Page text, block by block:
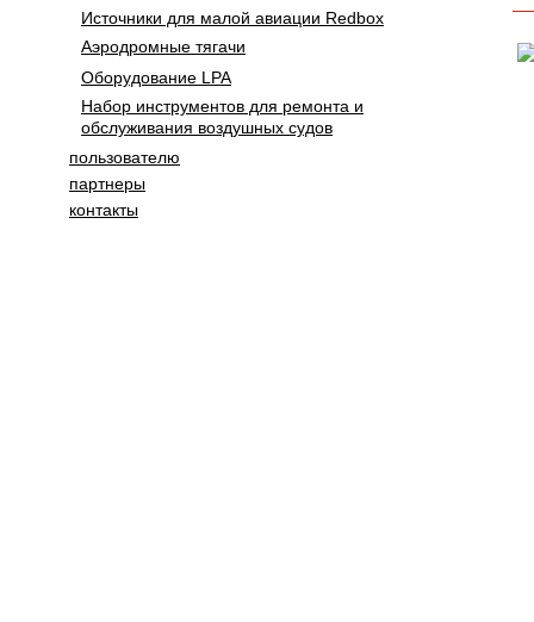
Источники для малой авиации Redbox
Аэродромные тягачи
Оборудование LPA
Набор инструментов для ремонта и
обслуживания воздушных судов
пользователю
партнеры
контакты